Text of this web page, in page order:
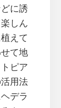
に誘
しん
えて
て地
ピア
用法
デラ